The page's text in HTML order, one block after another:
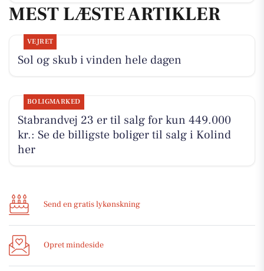
MEST LÆSTE ARTIKLER
VEJRET
Sol og skub i vinden hele dagen
BOLIGMARKED
Stabrandvej 23 er til salg for kun 449.000
kr.: Se de billigste boliger til salg i Kolind
her
Send en gratis lykønskning
Opret mindeside